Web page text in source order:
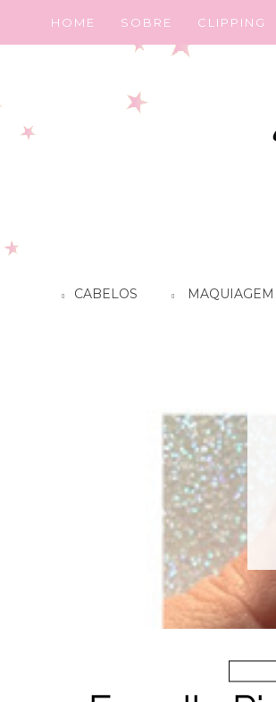
HOME SOBRE CLIPPING
CABELOS MAQUIAGEM